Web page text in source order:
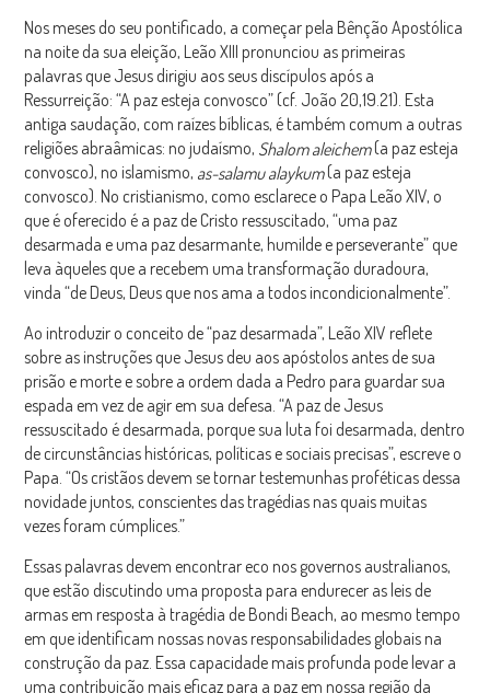
Nos meses do seu pontificado, a começar pela Bênção Apostólica
na noite da sua eleição, Leão XIII pronunciou as primeiras
palavras que Jesus dirigiu aos seus discípulos após a
Ressurreição: “A paz esteja convosco” (cf. João 20,19.21). Esta
antiga saudação, com raízes bíblicas, é também comum a outras
religiões abraâmicas: no judaísmo, Shalom aleichem(a paz esteja
convosco), no islamismo, as-salamu alaykum(a paz esteja
convosco). No cristianismo, como esclarece o Papa Leão XIV, o
que é oferecido é a paz de Cristo ressuscitado, “uma paz
desarmada e uma paz desarmante, humilde e perseverante” que
leva àqueles que a recebem uma transformação duradoura,
vinda “de Deus, Deus que nos ama a todos incondicionalmente”.
Ao introduzir o conceito de “paz desarmada”, Leão XIV reflete
sobre as instruções que Jesus deu aos apóstolos antes de sua
prisão e morte e sobre a ordem dada a Pedro para guardar sua
espada em vez de agir em sua defesa. “A paz de Jesus
ressuscitado é desarmada, porque sua luta foi desarmada, dentro
de circunstâncias históricas, políticas e sociais precisas”, escreve o
Papa. “Os cristãos devem se tornar testemunhas proféticas dessa
novidade juntos, conscientes das tragédias nas quais muitas
vezes foram cúmplices.”
Essas palavras devem encontrar eco nos governos australianos,
que estão discutindo uma proposta para endurecer as leis de
armas em resposta à tragédia de Bondi Beach, ao mesmo tempo
em que identificam nossas novas responsabilidades globais na
construção da paz. Essa capacidade mais profunda pode levar a
uma contribuição mais eficaz para a paz em nossa região da